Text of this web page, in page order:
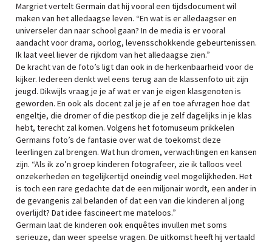
Margriet vertelt Germain dat hij vooral een tijdsdocument wil
maken van het alledaagse leven. “En wat is er alledaagser en
universeler dan naar school gaan? In de media is er vooral
aandacht voor drama, oorlog, levensschokkende gebeurtenissen.
Ik laat veel liever de rijkdom van het alledaagse zien.”
De kracht van de foto’s ligt dan ook in de herkenbaarheid voor de
kijker. Iedereen denkt wel eens terug aan de klassenfoto uit zijn
jeugd. Dikwijls vraag je je af wat er van je eigen klasgenoten is
geworden. En ook als docent zal je je af en toe afvragen hoe dat
engeltje, die dromer of die pestkop die je zelf dagelijks in je klas
hebt, terecht zal komen. Volgens het fotomuseum prikkelen
Germains foto’s de fantasie over wat de toekomst deze
leerlingen zal brengen. Wat hun dromen, verwachtingen en kansen
zijn. “Als ik zo’n groep kinderen fotografeer, zie ik talloos veel
onzekerheden en tegelijkertijd oneindig veel mogelijkheden. Het
is toch een rare gedachte dat de een miljonair wordt, een ander in
de gevangenis zal belanden of dat een van die kinderen al jong
overlijdt? Dat idee fascineert me mateloos.”
Germain laat de kinderen ook enquêtes invullen met soms
serieuze, dan weer speelse vragen. De uitkomst heeft hij vertaald